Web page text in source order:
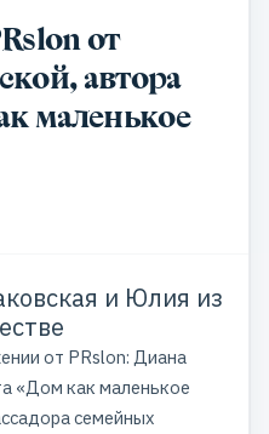
от
автора
маленькое
и Юлия из
от PRslon: Диана
«Дом как маленькое
семейных